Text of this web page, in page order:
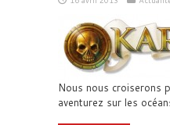
Nous nous croiserons
aventurez sur les